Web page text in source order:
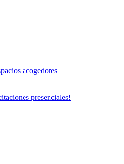
acogedores
presenciales!